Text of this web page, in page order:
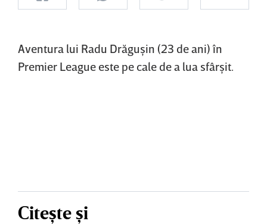
Aventura lui Radu Drăguşin (23 de ani) în
Premier League este pe cale de a lua sfârşit.
Citește și